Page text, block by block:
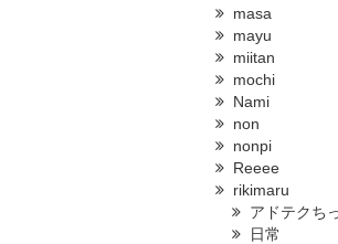
masa
mayu
miitan
mochi
Nami
non
nonpi
Reeee
rikimaru
アドテクち
日常